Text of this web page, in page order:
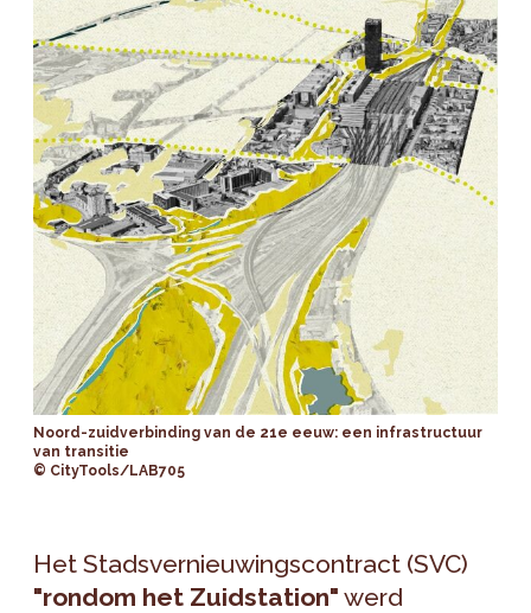
Noord-zuidverbinding van de 21e eeuw: een infrastructuur
van transitie
© CityTools/LAB705
Het Stadsvernieuwingscontract (SVC)
"rondom het Zuidstation" werd